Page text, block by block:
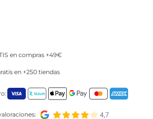
en compras +49€
en +250 tiendas